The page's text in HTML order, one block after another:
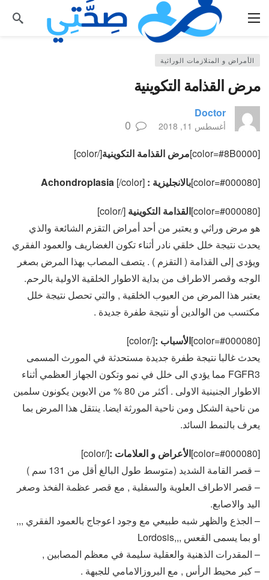
الأمراض و المتلازمات الوراثية
مرض القذامة التكوينية
Doctor
أغسطس 11, 2018 0
[color=#8B0000] مرض القذامة التكوينية[/color]
[color=#000080] بالانجليزية : Achondroplasia [/color]
[color=#000080] القذامة التكوينية [/color]
هو مرض وراثي و يعتبر من أحد أمراض التقزم الشائعة والذي
يحدث نتيجة خلل خلقي نادر أثناء تكون الغضاريف والعمود الفقري
ويؤدى إلى القذامة ( التقزم ) . يتصف المصاب بهذا المرض بصغر
الوجه وقصر الاطراف من بداية الاطوار الخلقية الاولية بالرحم.
يعتبر هذا المرض من العيوب الخلقية , والتي تحصل نتيجة خلل
مكتسب من الوالدين أو نتيجة طفرة جديدة .
[color=#000080] الأسباب :[/color]
يحدث غالبا نتيجة طفرة جديدة مستحدثة في المورث المسمى
FGFR3 مما يؤدي الى خلل في نمو وتكون الجهاز العظمي أثناء
الاطوار الجنينية الاولى . أكثر من 80 % من الابوين يكونون سلمين
من ناحية الشكل ومن ناحية المورثة ايضا. ينتقل هذا المرض بما
يعرف بالنمط السائد.
[color=#000080] الأعراض و العلامات :[/color]
– قصر القامة الشديد (متوسط طول البالغ أقل من 131 سم )
– قصر الاطراف العلوية والسفلية , مع قصر عظمة الفخذ وصغر
اليد والاصابع.
– الجذع والظهر شبه طبيعي مع وجود اعوجاج بالعمود الفقري ,,,
او بما يسمى القعس ,,,Lordosis
– المقدرات الذهنية والعقلية سليمة في معظم المصابين ,
– كبر محيط الرأس , مع البروزالامامي للجبهة .